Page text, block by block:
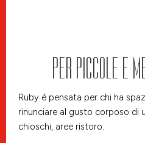
PER PICCOLE E
Ruby è pensata per chi ha
rinunciare al gusto corposo di
chioschi, aree ristoro.